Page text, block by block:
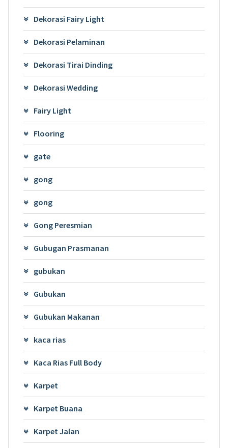
Dekorasi Fairy Light
Dekorasi Pelaminan
Dekorasi Tirai Dinding
Dekorasi Wedding
Fairy Light
Flooring
gate
gong
gong
Gong Peresmian
Gubugan Prasmanan
gubukan
Gubukan
Gubukan Makanan
kaca rias
Kaca Rias Full Body
Karpet
Karpet Buana
Karpet Jalan